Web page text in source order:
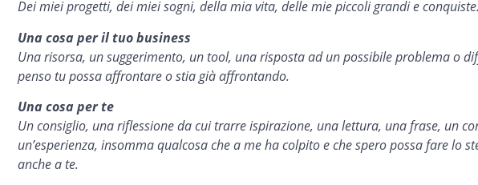
Dei miei progetti, dei miei sogni, della mia vita, delle mie piccoli grandi e
Una cosa per il tuo business
Una risorsa, un suggerimento, un tool, una risposta ad un possibile problema o
penso tu possa affrontare o stia già affrontando.
Una cosa per te
Un consiglio, una riflessione da cui trarre ispirazione, una lettura, una frase, un
un’esperienza, insomma qualcosa che a me ha colpito e che spero possa fare lo
anche a te.